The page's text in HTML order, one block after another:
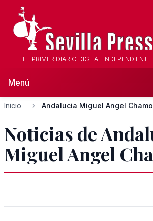
EL PRIMER DIARIO DIGITAL
Menú
Inicio Andalucia Miguel Angel
Noticias de
Miguel Angel